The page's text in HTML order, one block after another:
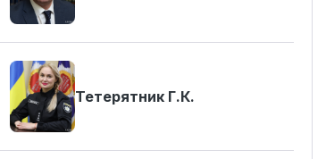
Тетерятник Г.К.